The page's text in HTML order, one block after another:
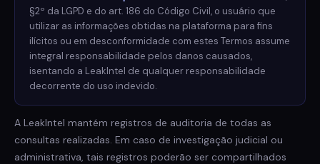
§2º da LGPD e do art. 186 do Código Civil, o usuário que
utilizar as informações obtidas na plataforma para fins
ilícitos ou em desconformidade com estes Termos assume
integral responsabilidade pelos danos causados,
isentando a LeakIntel de qualquer responsabilidade
decorrente do uso indevido.
A LeakIntel mantém registros de auditoria de todas as
consultas realizadas. Em caso de investigação judicial ou
administrativa, tais registros poderão ser compartilhados